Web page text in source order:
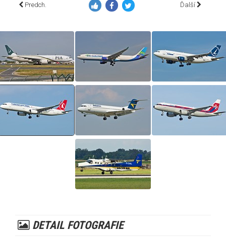
Predch. Ďalší
DETAIL FOTOGRAFIE